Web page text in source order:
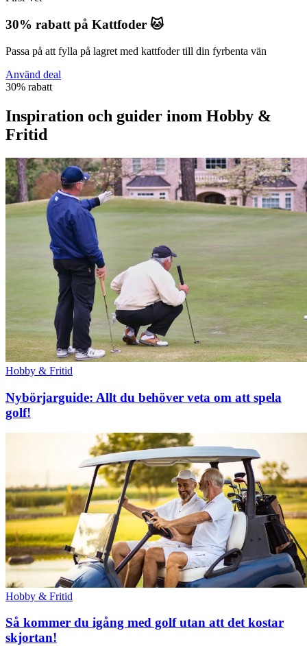
30% rabatt på Kattfoder 🐱
Passa på att fylla på lagret med kattfoder till din fyrbenta vän
Använd deal
30% rabatt
Inspiration och guider inom Hobby &
Fritid
Hobby & Fritid
Nybörjarguide: Allt du behöver veta om att spela
golf!
Hobby & Fritid
Så kommer du igång med golf utan att det kostar
skjortan!